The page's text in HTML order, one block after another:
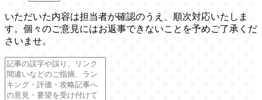
いただいた内容は担当者が確認のうえ、順次対応いたしま
す。個々のご意見にはお返事できないことを予めご了承くだ
さいませ。